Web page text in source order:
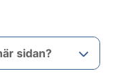
sidan?